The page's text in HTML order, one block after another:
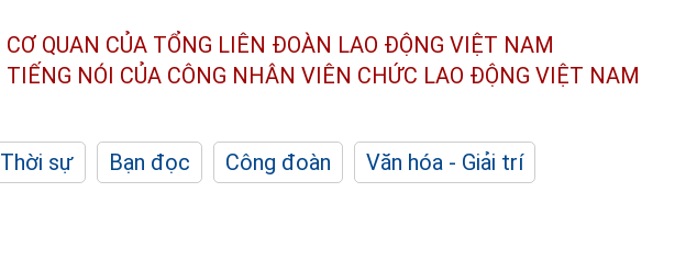
CƠ QUAN CỦA TỔNG LIÊN ĐOÀN LAO ĐỘNG VIỆT NAM
TIẾNG NÓI CỦA CÔNG NHÂN VIÊN CHỨC LAO ĐỘNG VIỆT NAM
Thời sự Bạn đọc Công đoàn
Văn hóa - Giải trí